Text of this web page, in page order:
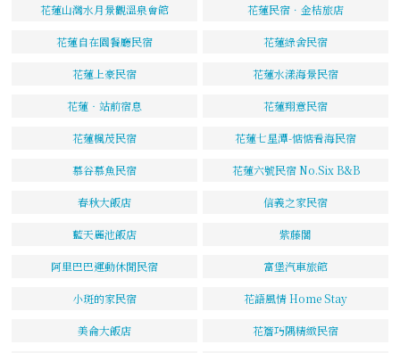
花蓮山灣水月景觀溫泉會館 花蓮民宿．金桔旅店
花蓮自在園餐廳民宿 花蓮綠舍民宿
花蓮上豪民宿 花蓮水漾海景民宿
花蓮‧站前宿息 花蓮翔意民宿
花蓮楓茂民宿 花蓮七星潭-惦惦看海民宿
慕谷慕魚民宿 花蓮六號民宿 No.Six B&B
春秋大飯店 信義之家民宿
藍天麗池飯店 紫藤閣
阿里巴巴運動休閒民宿 富堡汽車旅館
小斑的家民宿 花語風情 Home Stay
美侖大飯店 花簷巧隅精緻民宿